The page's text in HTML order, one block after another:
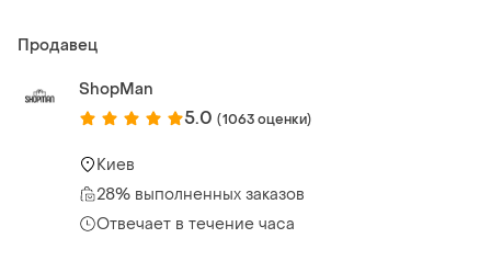
Продавец
ShopMan
5.0 (1063 оценки)
Киев
28% выполненных заказов
Отвечает в течение часа